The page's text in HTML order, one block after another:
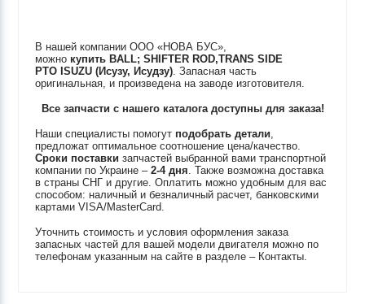
В нашей компании ООО «НОВА БУС»,
можно купить BALL; SHIFTER ROD,TRANS SIDE
PTO ISUZU (Исузу, Исудзу). Запасная часть
оригинальная, и произведена на заводе изготовителя.
Все запчасти с нашего каталога доступны для заказа!
Наши специалисты помогут подобрать детали,
предложат оптимальное соотношение цена/качество.
Сроки поставки запчастей выбранной вами транспортной
компании по Украине –2-4 дня. Также возможна доставка
в страны СНГ и другие. Оплатить можно удобным для вас
способом: наличный и безналичный расчет, банковскими
картами VISA/MasterCard.
Уточнить стоимость и условия оформления заказа
запасных частей для вашей модели двигателя можно по
телефонам указанным на сайте в разделе – Контакты.